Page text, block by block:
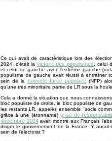
Ce qui avait de caractéristique lors des
2024, c'était la victoire des populismes
, celui
et celui de gauche avec l'extrême gauche
populisme de gauche avait réussi à entraîner
sein de la nouvelle farce populaire (NFP)
qu'une très minoritaire partie de LR sous la
Cela a donné la situation que nous
bloc populiste de droite, le bloc populiste de
les restants LR, appelés ensemble "socle
grâce à une (étonnante) prise de
décembre 2024avait montré aux Français
diriger le gouvernement de la France. Y
sein de l'électorat ?